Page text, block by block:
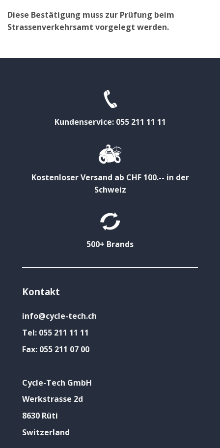
Diese Bestätigung muss zur Prüfung beim
Strassenverkehrsamt vorgelegt werden.
Kundenservice: 055 211 11 11
Kostenloser Versand ab CHF 100.-- in der
Schweiz
500+ Brands
Kontakt
info@cycle-tech.ch
Tel: 055 211 11 11
Fax: 055 211 07 00
Cycle-Tech GmbH
Werkstrasse 2d
8630 Rüti
Switzerland